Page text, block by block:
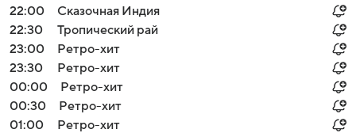
22:00
Сказочная Индия
22:30
Тропический рай
23:00
Ретро-хит
23:30
Ретро-хит
00:00
Ретро-хит
00:30
Ретро-хит
01:00
Ретро-хит